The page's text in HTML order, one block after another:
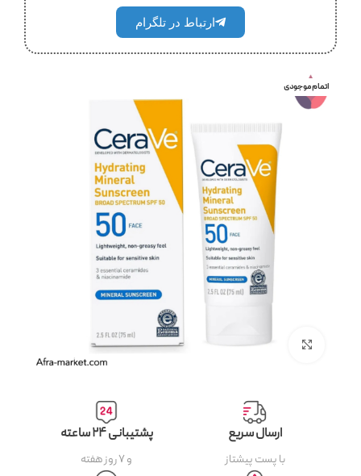
ارتباط در تلگرام
اتمام موجودی
بزرگنمایی تصویر
ارسال سریع
با پست پیشتاز
پشتیبانی ۲۴ ساعته
و ۷ روز هفته